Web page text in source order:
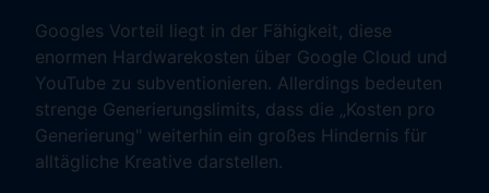
Googles Vorteil liegt in der Fähigkeit, diese
enormen Hardwarekosten über Google Cloud und
YouTube zu subventionieren. Allerdings bedeuten
strenge Generierungslimits, dass die „Kosten pro
Generierung" weiterhin ein großes Hindernis für
alltägliche Kreative darstellen.